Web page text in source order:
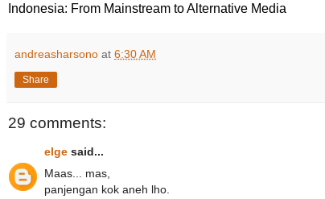
Indonesia: From Mainstream to Alternative Media
andreasharsono at 6:30 AM
Share
29 comments:
elge said...
Maas... mas,
panjengan kok aneh lho.